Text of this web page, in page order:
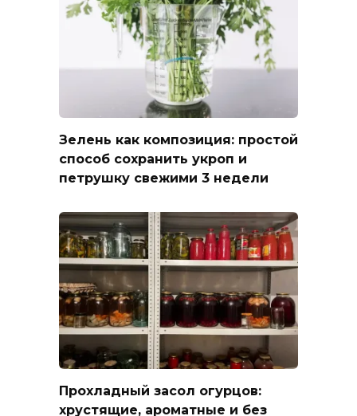
Зелень как композиция: простой
способ сохранить укроп и
петрушку свежими 3 недели
Прохладный засол огурцов:
хрустящие, ароматные и без